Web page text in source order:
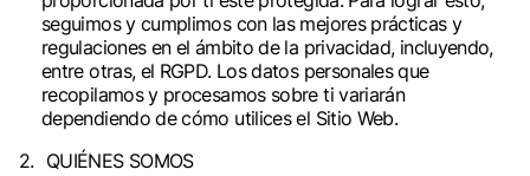
seguimos y cumplimos con las mejores prácticas y
regulaciones en el ámbito de la privacidad, incluyendo,
entre otras, el RGPD. Los datos personales que
recopilamos y procesamos sobre ti variarán
dependiendo de cómo utilices el Sitio Web.
QUIÉNES SOMOS